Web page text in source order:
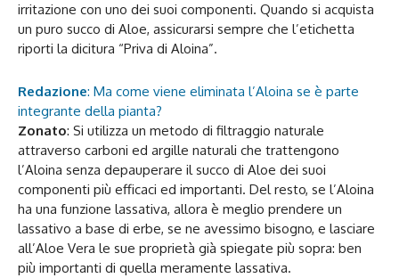
irritazione con uno dei suoi componenti. Quando si acquista
un puro succo di Aloe, assicurarsi sempre che l’etichetta
riporti la dicitura “Priva di Aloina”.
Redazione: Ma come viene eliminata l’Aloina se è parte
integrante della pianta?
Zonato: Si utilizza un metodo di filtraggio naturale
attraverso carboni ed argille naturali che trattengono
l’Aloina senza depauperare il succo di Aloe dei suoi
componenti più efficaci ed importanti. Del resto, se l’Aloina
ha una funzione lassativa, allora è meglio prendere un
lassativo a base di erbe, se ne avessimo bisogno, e lasciare
all’Aloe Vera le sue proprietà già spiegate più sopra: ben
più importanti di quella meramente lassativa.